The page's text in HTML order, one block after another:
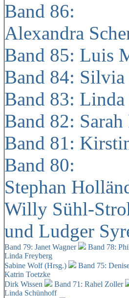
Band 86:
Alexandra
Band 85: Luis
Band 84: Silvia
Band 83:
Band 82:
Band 81:
Band 80:
Stephan
Willy Sühl-
und Ludger
Band 79: Janet Wagner Band 78:
Linda Freyberg
Sabine Wolf (Hrsg.)
Band 75:
Katrin Toetzke
Dirk Wissen
Band 71: Rahel Zoller
Linda Schünhoff